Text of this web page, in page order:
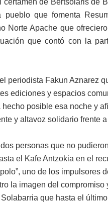
de Bertsolaris de
que fomenta
Norte Apache que
que contó con la
periodista Fakun Aznarez
ediciones y espacios
posible esa noche y
y altavoz solidario frente
personas que no
el Kafe Antzokia en el
uno de los impulsores
la imagen del compromiso
que hasta el